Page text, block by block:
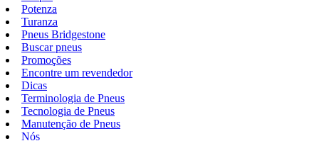
Potenza
Turanza
Pneus Bridgestone
Buscar pneus
Promoções
Encontre um revendedor
Dicas
Terminologia de Pneus
Tecnologia de Pneus
Manutenção de Pneus
Nós